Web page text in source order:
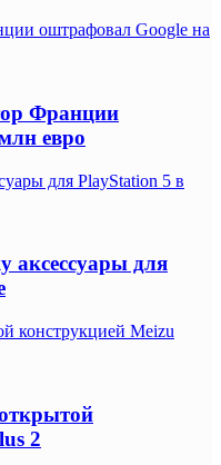
оштрафовал Google на
Франции
евро
для PlayStation 5 в
аксессуары для
конструкцией Meizu
2